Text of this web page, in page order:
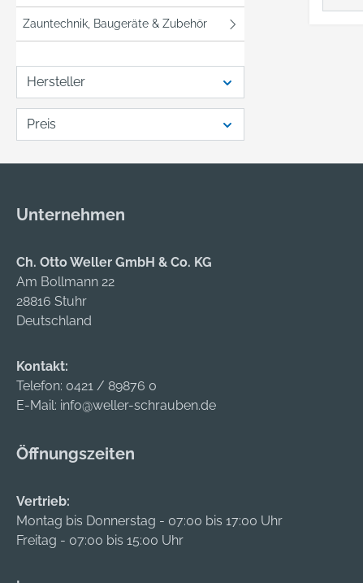
Zauntechnik, Baugeräte & Zubehör
Hersteller
Preis
Unternehmen
Ch. Otto Weller GmbH & Co. KG
Am Bollmann 22
28816 Stuhr
Deutschland
Kontakt:
Telefon: 0421 / 89876 0
E-Mail: info@weller-schrauben.de
Öffnungszeiten
Vertrieb:
Montag bis Donnerstag - 07:00 bis 17:00 Uhr
Freitag - 07:00 bis 15:00 Uhr